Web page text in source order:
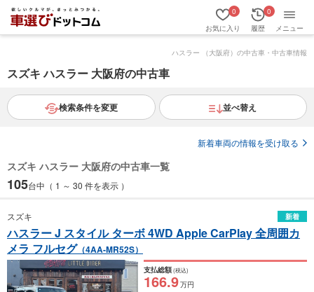
お気に入り
0
履歴
0
メニュー
ハスラー （大阪府）の中古車・中古車情報
スズキ ハスラー 大阪府の中古車
検索条件を変更 並べ替え
新着車両の情報を受け取る
スズキ ハスラー 大阪府の中古車一覧
105台中（ 1 ～ 30 件を表示 ）
スズキ 新着
ハスラー J スタイル ターボ 4WD Apple CarPlay 全周囲カ
メラ フルセグ（4AA-MR52S）
支払総額(税込)
166.9万円